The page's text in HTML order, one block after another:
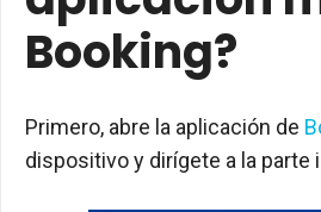
Booking?
Primero, abre la aplicación de
dispositivo y dirígete a la parte